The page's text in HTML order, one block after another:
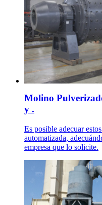
Molino
y .
Es posible adecuar
automatizada,
empresa que lo solicite.